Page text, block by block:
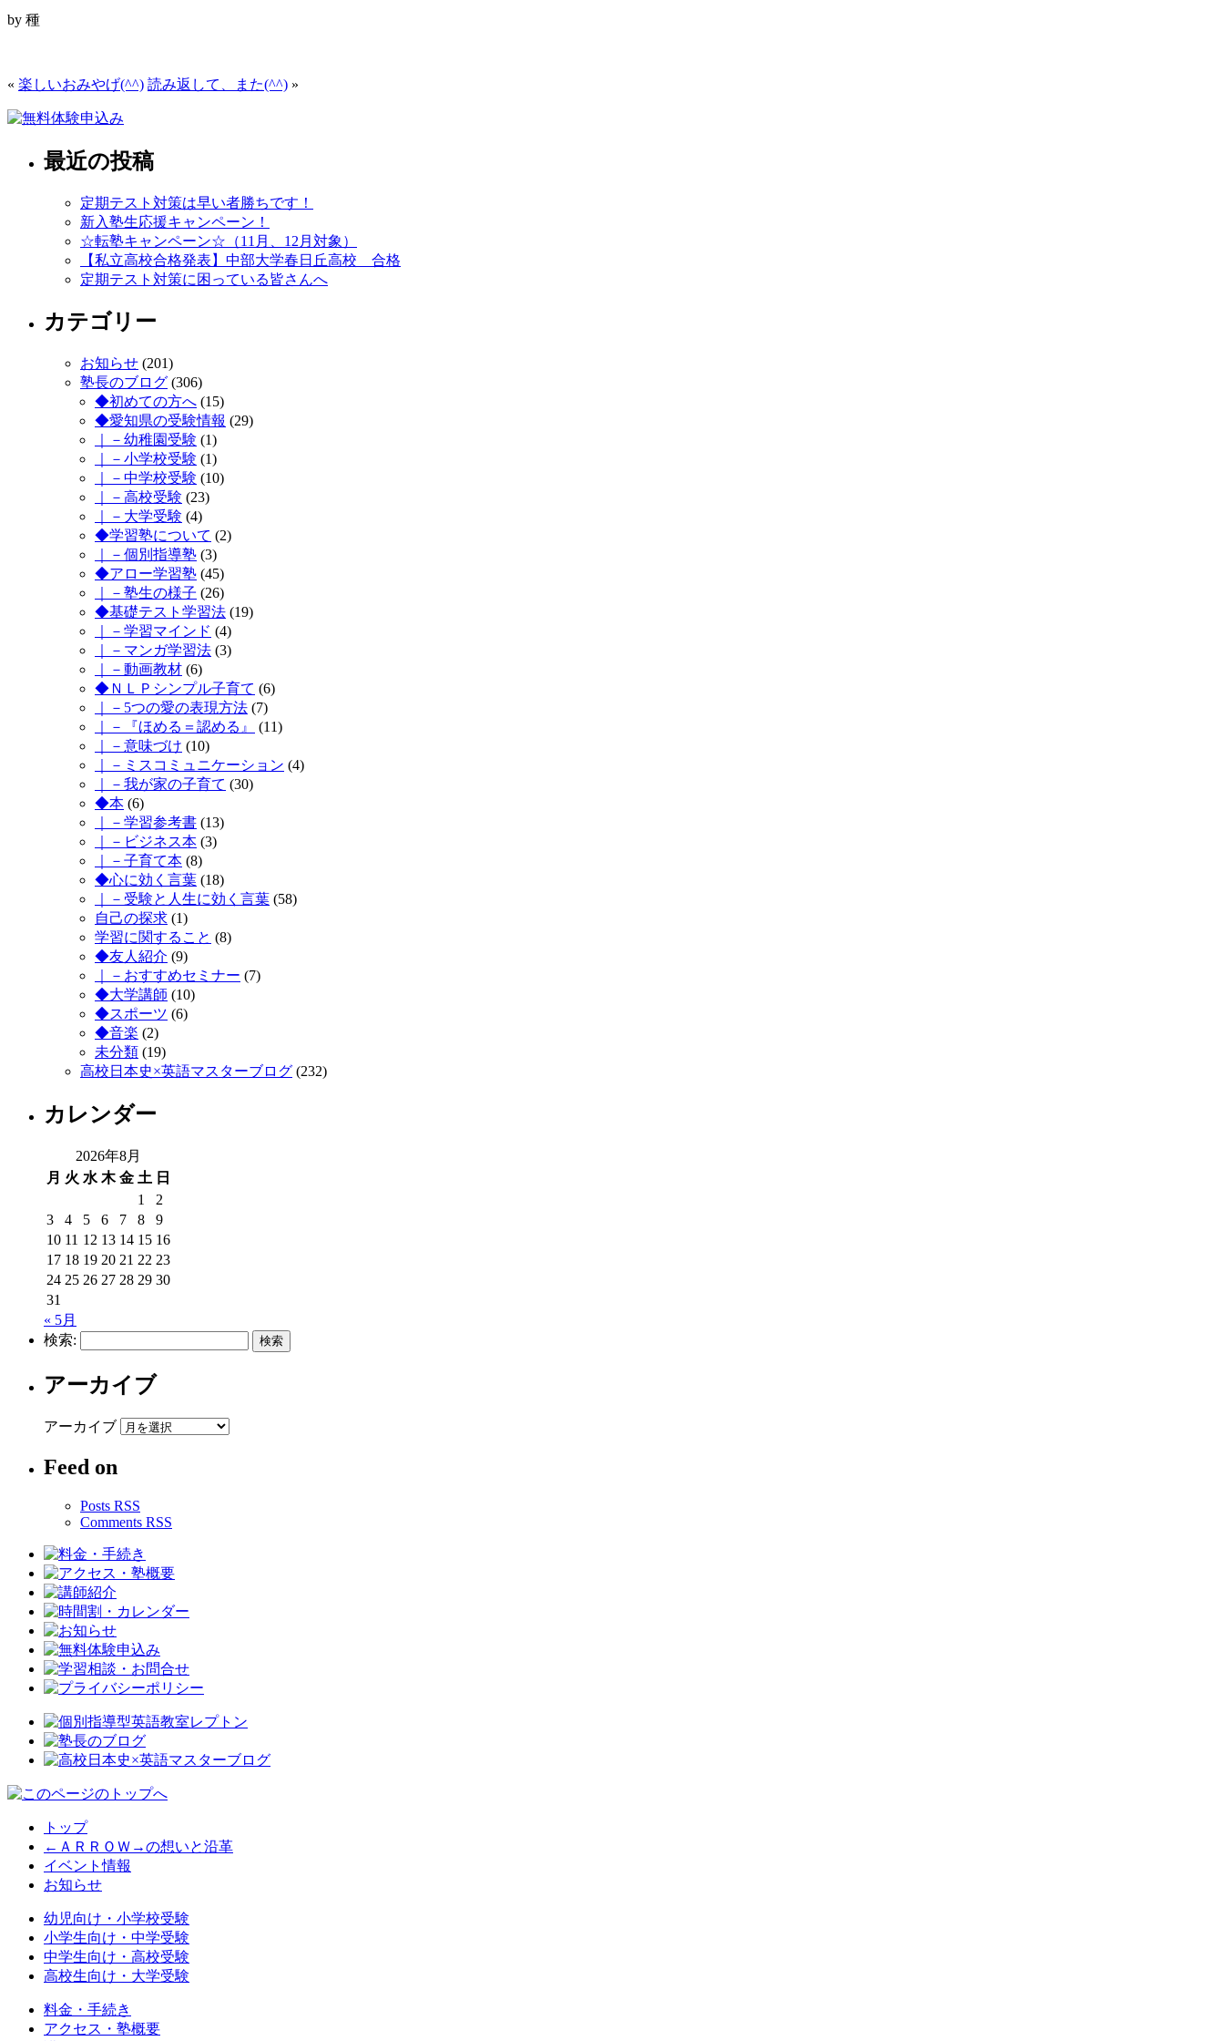
by 種
« 楽しいおみやげ(^^) 読み返して、また(^^) »
最近の投稿
定期テスト対策は早い者勝ちです！
新入塾生応援キャンペーン！
☆転塾キャンペーン☆（11月、12月対象）
【私立高校合格発表】中部大学春日丘高校 合格
定期テスト対策に困っている皆さんへ
カテゴリー
お知らせ (201)
塾長のブログ (306)
◆初めての方へ (15)
◆愛知県の受験情報 (29)
｜－幼稚園受験 (1)
｜－小学校受験 (1)
｜－中学校受験 (10)
｜－高校受験 (23)
｜－大学受験 (4)
◆学習塾について (2)
｜－個別指導塾 (3)
◆アロー学習塾 (45)
｜－塾生の様子 (26)
◆基礎テスト学習法 (19)
｜－学習マインド (4)
｜－マンガ学習法 (3)
｜－動画教材 (6)
◆ＮＬＰシンプル子育て (6)
｜－5つの愛の表現方法 (7)
｜－『ほめる＝認める』
(11)
｜－意味づけ (10)
｜－ミスコミュニケーション (4)
｜－我が家の子育て (30)
◆本 (6)
｜－学習参考書 (13)
｜－ビジネス本 (3)
｜－子育て本 (8)
◆心に効く言葉 (18)
｜－受験と人生に効く言葉 (58)
自己の探求 (1)
学習に関すること (8)
◆友人紹介 (9)
｜－おすすめセミナー (7)
◆大学講師 (10)
◆スポーツ (6)
◆音楽 (2)
未分類 (19)
高校日本史×英語マスターブログ (232)
カレンダー
2026年8月
月 火 水 木 金 土 日
1
2
3
4 5 6 7 8
9
10 11 12 13 14 15 16
17 18 19 20 21 22 23
24 25 26 27 28 29 30
31
« 5月
検索:
アーカイブ
アーカイブ
Feed on
Posts RSS
Comments RSS
トップ
←ＡＲＲＯＷ→の想いと沿革
イベント情報
お知らせ
幼児向け・小学校受験
小学生向け・中学受験
中学生向け・高校受験
高校生向け・大学受験
料金・手続き
アクセス・塾概要